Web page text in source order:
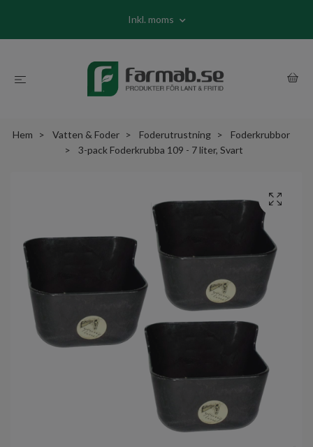
Inkl. moms
Hem Vatten & Foder Foderutrustning
Foderkrubbor
3-pack Foderkrubba 109 - 7 liter, Svart